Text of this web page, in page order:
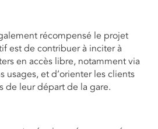
récompensé le projet
est de contribuer à inciter à
en accès libre, notamment via
usages, et d’orienter les clients
de leur départ de la gare.